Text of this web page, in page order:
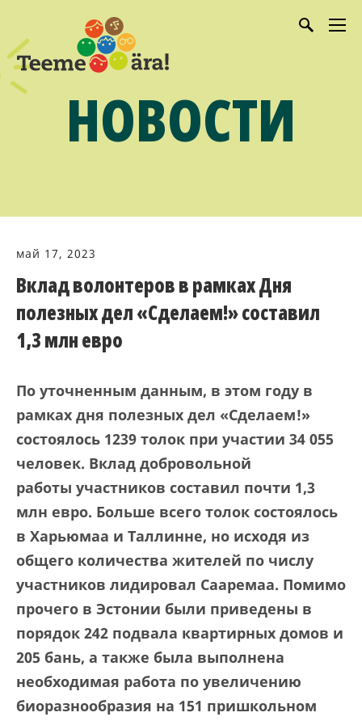
НОВОСТИ
май 17, 2023
Вклад волонтеров в рамках Дня
полезных дел «Сделаем!» составил
1,3 млн евро
По уточненным данным, в этом году в
рамках дня полезных дел «Сделаем!»
состоялось 1239 толок при участии 34 055
человек. Вклад добровольной
работы участников составил почти 1,3
млн евро. Больше всего толок состоялось
в Харьюмаа и Таллинне, но исходя из
общего количества жителей по числу
участников лидировал Сааремаа. Помимо
прочего в Эстонии были приведены в
порядок 242 подвала квартирных домов и
205 бань, а также была выполнена
необходимая работа по увеличению
биоразнообразия на 151 пришкольном